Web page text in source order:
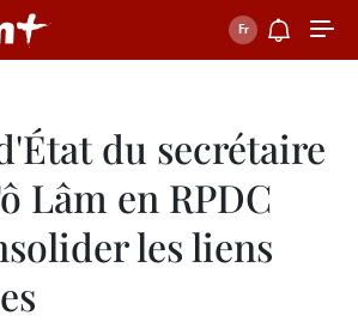
du secrétaire
Lâm en RPDC
les liens